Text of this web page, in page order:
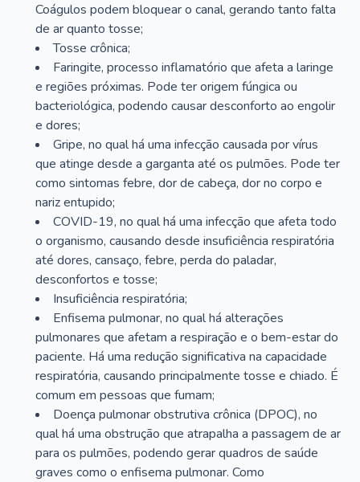
Coágulos podem bloquear o canal, gerando tanto falta
de ar quanto tosse;
Tosse crônica;
Faringite, processo inflamatório que afeta a laringe
e regiões próximas. Pode ter origem fúngica ou
bacteriológica, podendo causar desconforto ao engolir
e dores;
Gripe, no qual há uma infecção causada por vírus
que atinge desde a garganta até os pulmões. Pode ter
como sintomas febre, dor de cabeça, dor no corpo e
nariz entupido;
COVID-19, no qual há uma infecção que afeta todo
o organismo, causando desde insuficiência respiratória
até dores, cansaço, febre, perda do paladar,
desconfortos e tosse;
Insuficiência respiratória;
Enfisema pulmonar, no qual há alterações
pulmonares que afetam a respiração e o bem-estar do
paciente. Há uma redução significativa na capacidade
respiratória, causando principalmente tosse e chiado. É
comum em pessoas que fumam;
Doença pulmonar obstrutiva crônica (DPOC), no
qual há uma obstrução que atrapalha a passagem de ar
para os pulmões, podendo gerar quadros de saúde
graves como o enfisema pulmonar. Como